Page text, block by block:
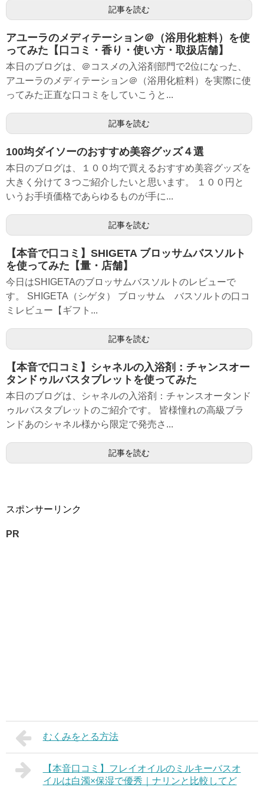
記事を読む
アユーラのメディテーション＠（浴用化粧料）を使
ってみた【口コミ・香り・使い方・取扱店舗】
本日のブログは、＠コスメの入浴剤部門で2位になった、
アユーラのメディテーション＠（浴用化粧料）を実際に使
ってみた正直な口コミをしていこうと...
記事を読む
100均ダイソーのおすすめ美容グッズ４選
本日のブログは、１００均で買えるおすすめ美容グッズを
大きく分けて３つご紹介したいと思います。 １００円と
いうお手頃価格であらゆるものが手に...
記事を読む
【本音で口コミ】SHIGETA ブロッサムバスソルト
を使ってみた【量・店舗】
今日はSHIGETAのブロッサムバスソルトのレビューで
す。 SHIGETA（シゲタ） ブロッサム バスソルトの口コ
ミレビュー【ギフト...
記事を読む
【本音で口コミ】シャネルの入浴剤：チャンスオー
タンドゥルバスタブレットを使ってみた
本日のブログは、シャネルの入浴剤：チャンスオータンド
ゥルバスタブレットのご紹介です。 皆様憧れの高級ブラ
ンドあのシャネル様から限定で発売さ...
記事を読む
スポンサーリンク
PR
むくみをとる方法
【本音口コミ】フレイオイルのミルキーバスオ
イルは白濁×保湿で優秀｜ナリンと比較してど